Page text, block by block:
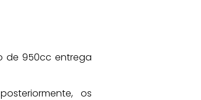
de 950cc entrega
os